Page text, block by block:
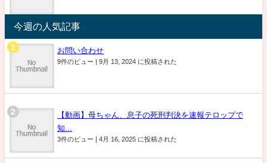
今週の人気記事
お問い合わせ
9件のビュー | 9月 13, 2024 に投稿された
【動画】母ちゃん、息子の死刑判決を速報テロップで
知...
3件のビュー | 4月 16, 2025 に投稿された